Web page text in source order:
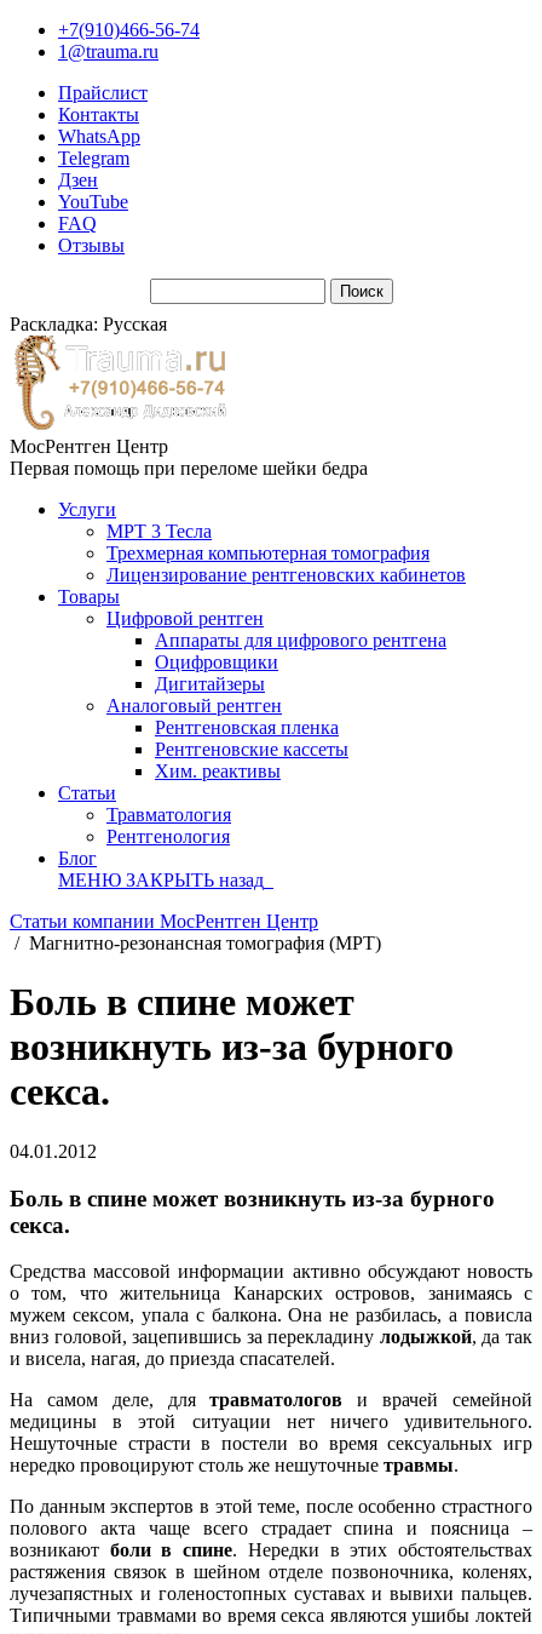
+7(910)466-56-74
1@trauma.ru
Прайслист
Контакты
WhatsApp
Telegram
Дзен
YouTube
FAQ
Отзывы
Раскладка: Русская
МосРентген Центр
Первая помощь при переломе шейки бедра
Услуги
МРТ 3 Тесла
Трехмерная компьютерная томография
Лицензирование рентгеновских кабинетов
Товары
Цифровой рентген
Аппараты для цифрового рентгена
Оцифровщики
Дигитайзеры
Аналоговый рентген
Рентгеновская пленка
Рентгеновские кассеты
Хим. реактивы
Статьи
Травматология
Рентгенология
Блог
МЕНЮ ЗАКРЫТЬ назад
Статьи компании МосРентген Центр
/ Магнитно-резонансная томография (МРТ)
Боль в спине может
возникнуть из-за бурного
секса.
04.01.2012
Боль в спине может возникнуть из-за бурного
секса.
Средства массовой информации активно обсуждают новость
о том, что жительница Канарских островов, занимаясь с
мужем сексом, упала с балкона. Она не разбилась, а повисла
вниз головой, зацепившись за перекладину лодыжкой, да так
и висела, нагая, до приезда спасателей.
На самом деле, длятравматологов и врачей семейной
медицины в этой ситуации нет ничего удивительного.
Нешуточные страсти в постели во время сексуальных игр
нередко провоцируют столь же нешуточные травмы.
По данным экспертов в этой теме, после особенно страстного
полового акта чаще всего страдает спина и поясница –
возникают боли в спине. Нередки в этих обстоятельствах
растяжения связок в шейном отделе позвоночника, коленях,
лучезапястных и голеностопных суставах и вывихи пальцев.
Типичными травмами во время секса являются ушибы локтей